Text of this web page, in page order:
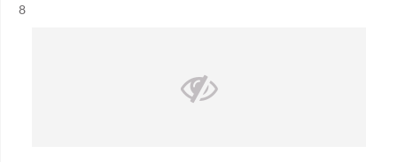
Résultat n°
8